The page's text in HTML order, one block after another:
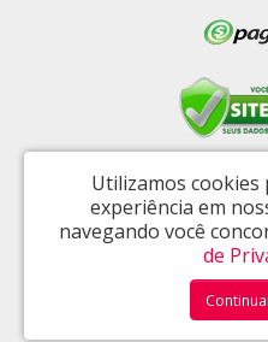
Alimentos Comércio Atacadista
Av. Pastor Martin Luther King Jr.
RJ - CEP: 20765-
Utilizamos
experiência em
navegando você
de